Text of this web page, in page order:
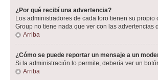
¿Por qué recibí una advertencia?
Los administradores de cada foro tienen su
Group no tiene nada que ver con las advertencias
Arriba
¿Cómo se puede reportar un mensaje a un
Si la administración lo permite, debería ver un
Arriba